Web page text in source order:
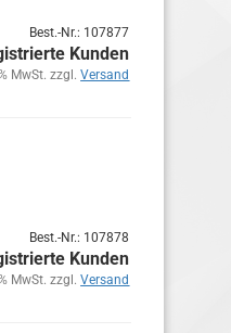
Best.-Nr.: 107877
Kunden
MwSt. zzgl.Versand
Best.-Nr.: 107878
Kunden
MwSt. zzgl.Versand